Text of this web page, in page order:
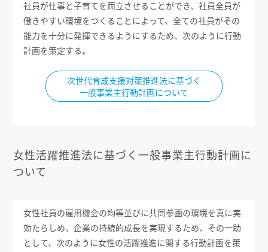
社員が仕事と子育てを両立させることができ、社員全員が
働きやすい環境をつくることによって、全ての社員がその
能力を十分に発揮できるようにするため、次のように行動
計画を策定する。
次世代育成支援対策推進法に基づく
一般事業主行動計画について
女性活躍推進法に基づく一般事業主行動計画に
ついて
女性社員の雇用機会の均等並びに共同参画の環境を真に実
効たらしめ、企業の持続的成長を実現するため、その一助
として、次のように女性の活躍推進に関する行動計画を策